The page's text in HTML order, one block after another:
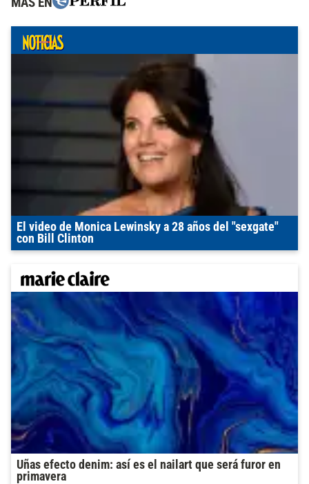
El video de Monica Lewinsky a 28 años del "sexgate"
con Bill Clinton
Uñas efecto denim: así es el nailart que será furor en
primavera